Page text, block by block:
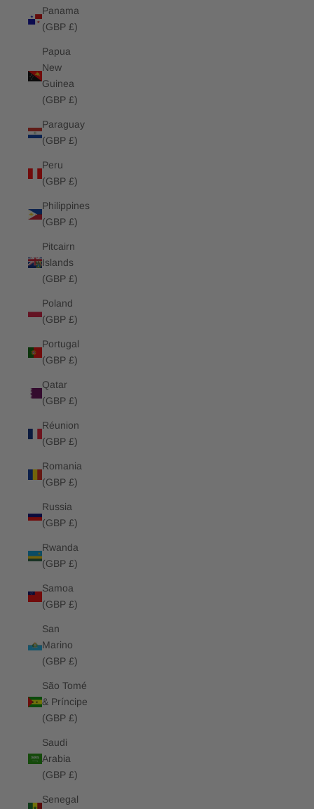
Panama
(GBP £)
Papua
New
Guinea
(GBP £)
Paraguay
(GBP £)
Peru
(GBP £)
Philippines
(GBP £)
Pitcairn
Islands
(GBP £)
Poland
(GBP £)
Portugal
(GBP £)
Qatar
(GBP £)
Réunion
(GBP £)
Romania
(GBP £)
Russia
(GBP £)
Rwanda
(GBP £)
Samoa
(GBP £)
San
Marino
(GBP £)
São Tomé
& Príncipe
(GBP £)
Saudi
Arabia
(GBP £)
Senegal